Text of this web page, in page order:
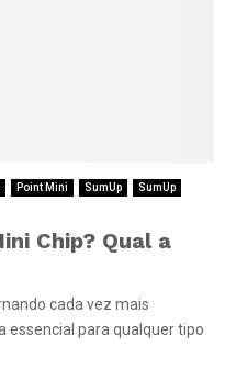
Point Mini SumUp
SumUp
Chip? Qual a
cada vez mais
essencial para qualquer tipo